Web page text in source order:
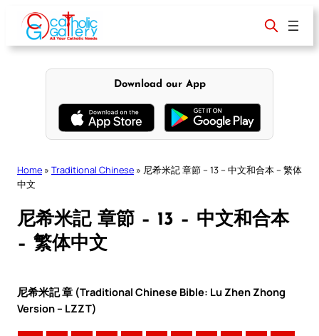
content
Download our App
Home » Traditional Chinese » 尼希米記 章節 – 13 – 中文和合本 – 繁体
中文
尼希米記 章節 – 13 – 中文和合本
– 繁体中文
尼希米記 章 (Traditional Chinese Bible: Lu Zhen Zhong
Version – LZZT)